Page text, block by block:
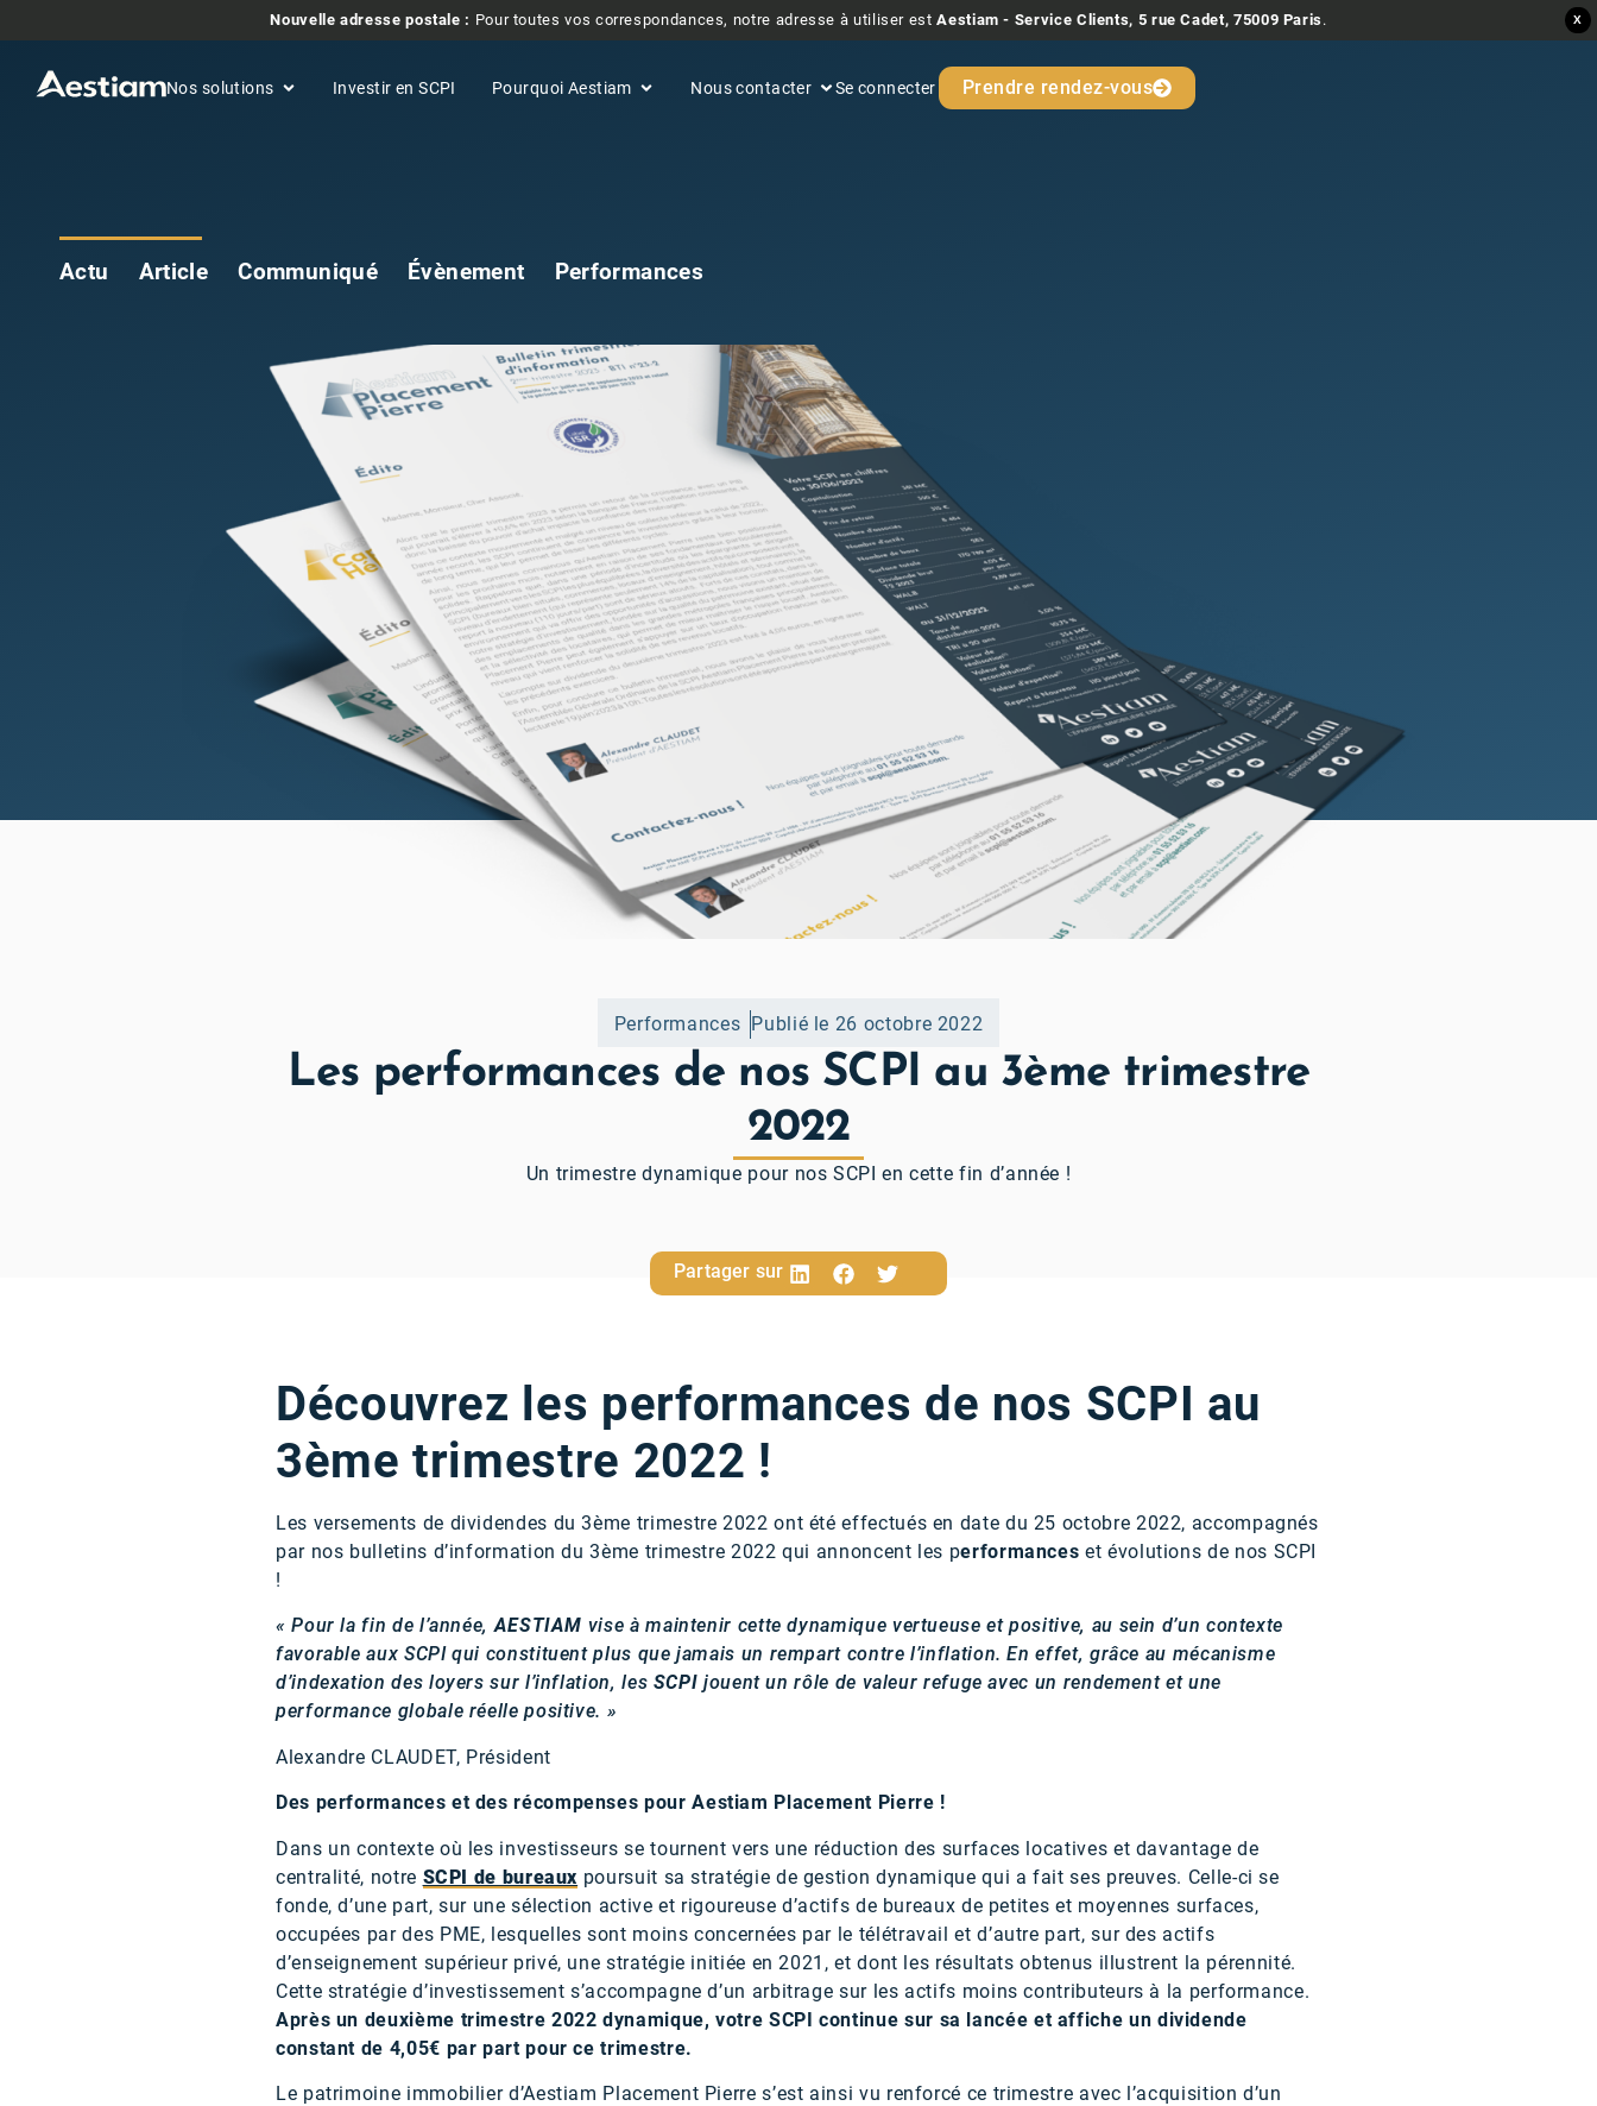
X
Nouvelle adresse postale : Pour toutes vos correspondances, notre adresse à utiliser estAestiam - Service Clients, 5 rue Cadet, 75009 Paris.
Nos solutions Investir en SCPI Pourquoi Aestiam Nous contacter Se connecter Prendre rendez-vous
Actu Article Communiqué Évènement Performances
Performances Publié le 26 octobre 2022
Les performances de nos SCPI au 3ème trimestre
2022
Un trimestre dynamique pour nos SCPI en cette fin d’année !
Partager sur
Découvrez les performances de nos SCPI au
3ème trimestre 2022 !
Les versements de dividendes du 3ème trimestre 2022 ont été effectués en date du 25 octobre 2022, accompagnés
par nos bulletins d’information du 3ème trimestre 2022 qui annoncent les performances et évolutions de nos SCPI
!
« Pour la fin de l’année,AESTIAM vise à maintenir cette dynamique vertueuse et positive, au sein d’un contexte
favorable aux SCPI qui constituent plus que jamais un rempart contre l’inflation. En effet, grâce au mécanisme
d’indexation des loyers sur l’inflation, les SCPI jouent un rôle de valeur refuge avec un rendement et une
performance globale réelle positive. »
Alexandre CLAUDET, Président
Des performances et des récompenses pour Aestiam Placement Pierre !
Dans un contexte où les investisseurs se tournent vers une réduction des surfaces locatives et davantage de
centralité, notre SCPI de bureaux poursuit sa stratégie de gestion dynamique qui a fait ses preuves. Celle-ci se
fonde, d’une part, sur une sélection active et rigoureuse d’actifs de bureaux de petites et moyennes surfaces,
occupées par des PME, lesquelles sont moins concernées par le télétravail et d’autre part, sur des actifs
d’enseignement supérieur privé, une stratégie initiée en 2021, et dont les résultats obtenus illustrent la pérennité.
Cette stratégie d’investissement s’accompagne d’un arbitrage sur les actifs moins contributeurs à la performance.
Après un deuxième trimestre 2022 dynamique, votre SCPI continue sur sa lancée et affiche un dividende
constant de 4,05€ par part pour ce trimestre.
Le patrimoine immobilier d’Aestiam Placement Pierre s’est ainsi vu renforcé ce trimestre avec l’acquisition d’un